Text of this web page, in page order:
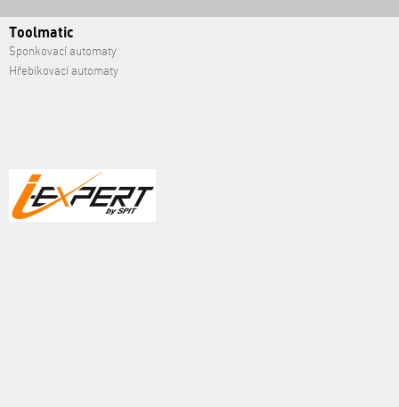
Toolmatic
Sponkovací automaty
Hřebíkovací automaty